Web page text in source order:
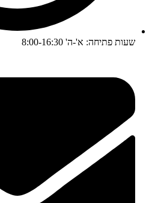
שעות פתיחה: א'-ה' 8:00-16:30